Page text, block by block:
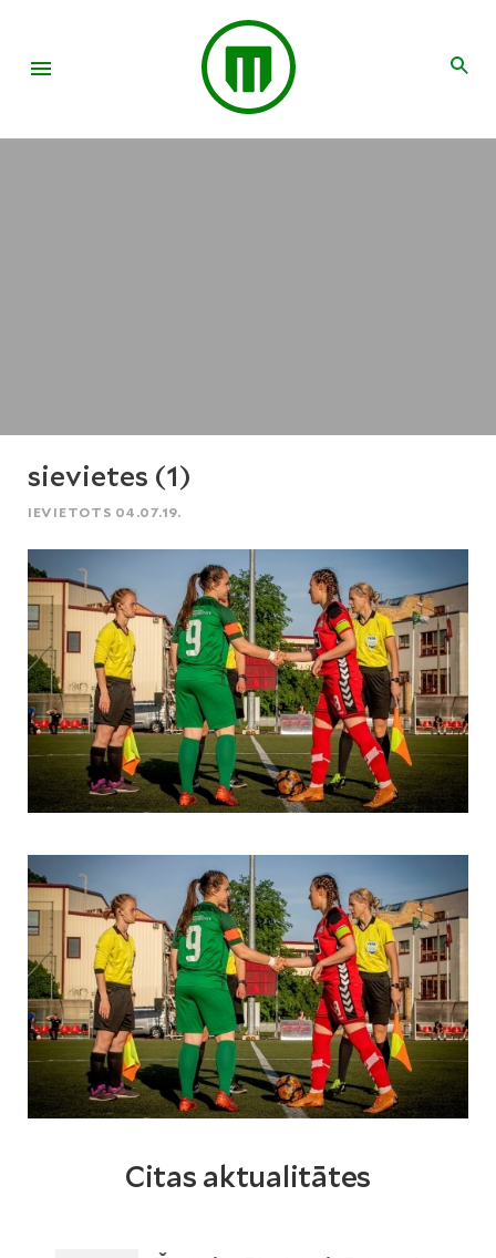
sievietes (1)
IEVIETOTS 04.07.19.
Citas aktualitātes